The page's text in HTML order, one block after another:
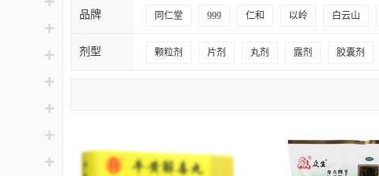
品牌 同仁堂 999 仁和 以岭 白云山
贵州百灵 福元 三金 冯了性 扬子江
嘉应 嘹亮 安灯 中智
剂型 颗粒剂 片剂 丸剂 露剂 胶囊剂